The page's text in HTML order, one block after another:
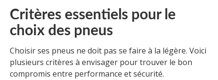
Critères essentiels pour le
choix des pneus
Choisir ses pneus ne doit pas se faire à la légère. Voici
plusieurs critères à envisager pour trouver le bon
compromis entre performance et sécurité.